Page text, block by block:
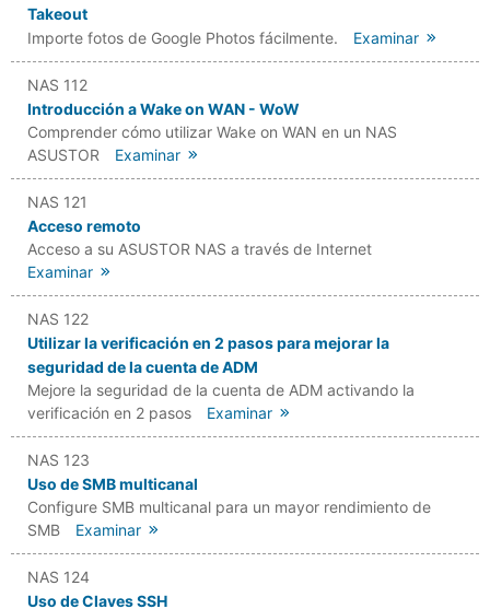
Takeout
Importe fotos de Google Photos fácilmente.
Examinar
NAS 112
Introducción a Wake on WAN - WoW
Comprender cómo utilizar Wake on WAN en un NAS
ASUSTOR
Examinar
NAS 121
Acceso remoto
Acceso a su ASUSTOR NAS a través de Internet
Examinar
NAS 122
Utilizar la verificación en 2 pasos para mejorar la
seguridad de la cuenta de ADM
Mejore la seguridad de la cuenta de ADM activando la
verificación en 2 pasos
Examinar
NAS 123
Uso de SMB multicanal
Configure SMB multicanal para un mayor rendimiento de
SMB
Examinar
NAS 124
Uso de Claves SSH